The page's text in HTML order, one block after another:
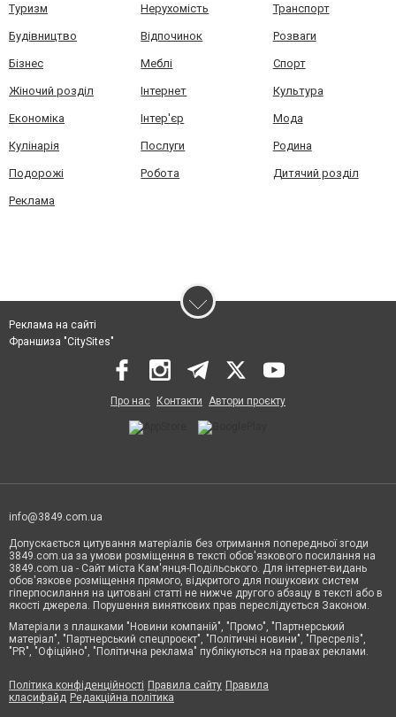
Туризм Нерухомість Транспорт
Будівництво Відпочинок Розваги
Бізнес Меблі Спорт
Жіночий розділ Інтернет Культура
Економіка Інтер'єр Мода
Кулінарія Послуги Родина
Подорожі Робота Дитячий розділ
Реклама
Реклама на сайті
Франшиза "CitySites"
Про нас Контакти Автори проєкту
info@3849.com.ua
Допускається цитування матеріалів без отримання попередньої згоди
3849.com.ua за умови розміщення в тексті обов'язкового посилання на
3849.com.ua - Сайт міста Кам'янця-Подільського. Для інтернет-видань
обов'язкове розміщення прямого, відкритого для пошукових систем
гіперпосилання на цитовані статті не нижче другого абзацу в тексті або в
якості джерела. Порушення виняткових прав переслідується Законом.
Матеріали з плашками "Новини компаній", "Промо", "Партнерський
матеріал", "Партнерський спецпроєкт", "Політичні новини", "Пресреліз",
"PR", "Офіційно", "Політична реклама" публікуються на правах реклами.
Політика конфіденційності Правила сайту Правила
класифайд Редакційна політика